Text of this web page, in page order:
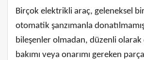
Birçok elektrikli araç, geleneksel
otomatik şanzımanla
bileşenler olmadan, düzenli
bakımı veya onarımı gereken parça